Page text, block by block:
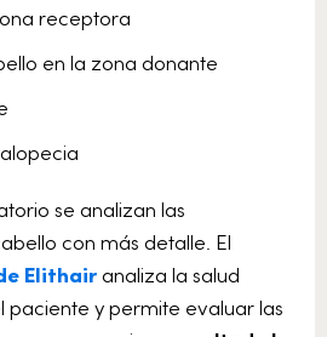
receptora
en la zona donante
se analizan las
con más detalle. El
Elithairanaliza la salud
paciente y permite evaluar las